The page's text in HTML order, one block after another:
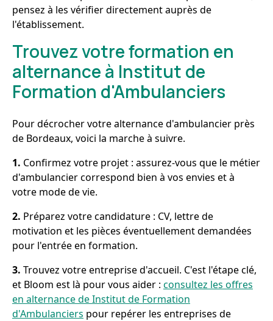
pensez à les vérifier directement auprès de
l'établissement.
Trouvez votre formation en
alternance à Institut de
Formation d'Ambulanciers
Pour décrocher votre alternance d'ambulancier près
de Bordeaux, voici la marche à suivre.
1. Confirmez votre projet : assurez-vous que le métier
d'ambulancier correspond bien à vos envies et à
votre mode de vie.
2. Préparez votre candidature : CV, lettre de
motivation et les pièces éventuellement demandées
pour l'entrée en formation.
3. Trouvez votre entreprise d'accueil. C'est l'étape clé,
et Bloom est là pour vous aider : consultez les offres
en alternance de Institut de Formation
d'Ambulanciers pour repérer les entreprises de